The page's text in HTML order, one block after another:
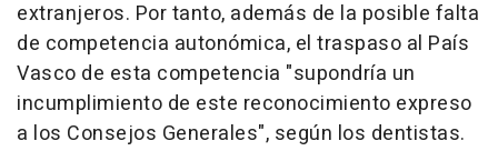
extranjeros. Por tanto, además de la posible falta
de competencia autonómica, el traspaso al País
Vasco de esta competencia "supondría un
incumplimiento de este reconocimiento expreso
a los Consejos Generales", según los dentistas.